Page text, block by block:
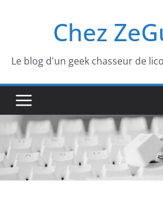
Chez
Le blog d'un geek chasseur de